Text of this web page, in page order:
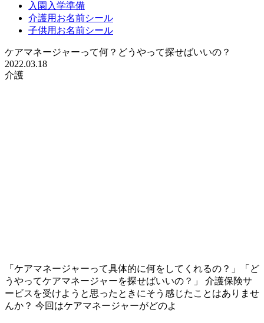
入園入学準備
介護用お名前シール
子供用お名前シール
ケアマネージャーって何？どうやって探せばいいの？
2022.03.18
介護
「ケアマネージャーって具体的に何をしてくれるの？」「ど
うやってケアマネージャーを探せばいいの？」 介護保険サ
ービスを受けようと思ったときにそう感じたことはありませ
んか？ 今回はケアマネージャーがどのよ